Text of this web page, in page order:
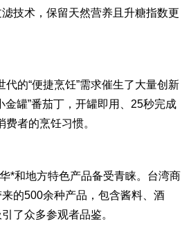
技术，保留天然营养且升糖指数更
代的“便捷烹饪”需求催生了大量创新
金罐”番茄丁，开罐即用、25秒完成
者的烹饪习惯。
*和地方特色产品备受青睐。台湾商
的500余种产品，包含酱料、酒
了众多参观者品鉴。